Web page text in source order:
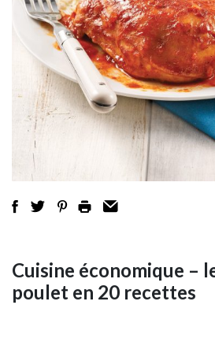
Cuisine économique –
poulet en 20 recettes